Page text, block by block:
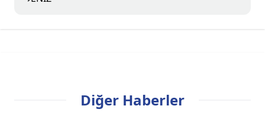
Diğer Haberler